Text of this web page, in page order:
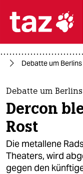

themen
politik
öko
gesellschaft
usa
Debatte um
Debatte um
Dercon
Rost
Die metallene
Theaters, wird
gegen den